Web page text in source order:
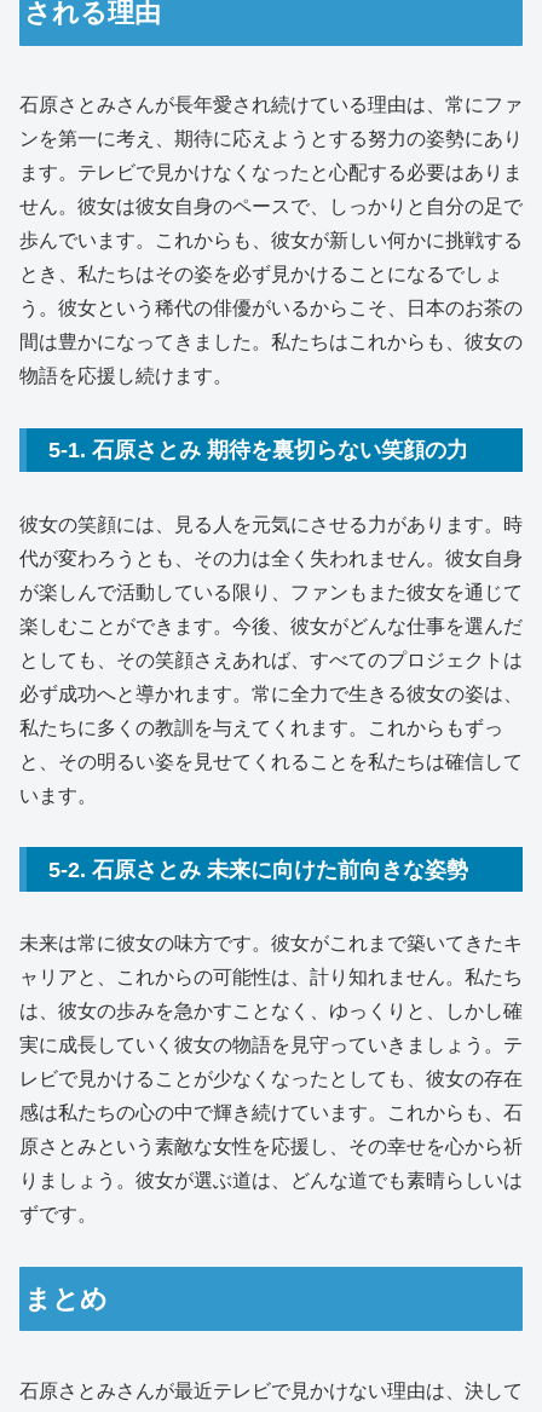
される理由
石原さとみさんが長年愛され続けている理由は、常にファ
ンを第一に考え、期待に応えようとする努力の姿勢にあり
ます。テレビで見かけなくなったと心配する必要はありま
せん。彼女は彼女自身のペースで、しっかりと自分の足で
歩んでいます。これからも、彼女が新しい何かに挑戦する
とき、私たちはその姿を必ず見かけることになるでしょ
う。彼女という稀代の俳優がいるからこそ、日本のお茶の
間は豊かになってきました。私たちはこれからも、彼女の
物語を応援し続けます。
5-1. 石原さとみ 期待を裏切らない笑顔の力
彼女の笑顔には、見る人を元気にさせる力があります。時
代が変わろうとも、その力は全く失われません。彼女自身
が楽しんで活動している限り、ファンもまた彼女を通じて
楽しむことができます。今後、彼女がどんな仕事を選んだ
としても、その笑顔さえあれば、すべてのプロジェクトは
必ず成功へと導かれます。常に全力で生きる彼女の姿は、
私たちに多くの教訓を与えてくれます。これからもずっ
と、その明るい姿を見せてくれることを私たちは確信して
います。
5-2. 石原さとみ 未来に向けた前向きな姿勢
未来は常に彼女の味方です。彼女がこれまで築いてきたキ
ャリアと、これからの可能性は、計り知れません。私たち
は、彼女の歩みを急かすことなく、ゆっくりと、しかし確
実に成長していく彼女の物語を見守っていきましょう。テ
レビで見かけることが少なくなったとしても、彼女の存在
感は私たちの心の中で輝き続けています。これからも、石
原さとみという素敵な女性を応援し、その幸せを心から祈
りましょう。彼女が選ぶ道は、どんな道でも素晴らしいは
ずです。
まとめ
石原さとみさんが最近テレビで見かけない理由は、決して